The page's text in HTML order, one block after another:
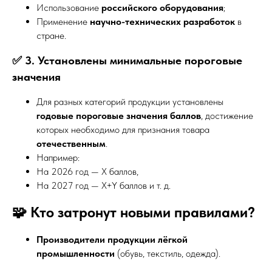
Использование российского оборудования;
Применение научно-технических разработок в
стране.
✅ 3. Установлены минимальные пороговые
значения
Для разных категорий продукции установлены
годовые пороговые значения баллов, достижение
которых необходимо для признания товара
отечественным.
Например:
На 2026 год — X баллов,
На 2027 год — X+Y баллов и т. д.
🧩 Кто затронут новыми правилами?
Производители продукции лёгкой
промышленности (обувь, текстиль, одежда).